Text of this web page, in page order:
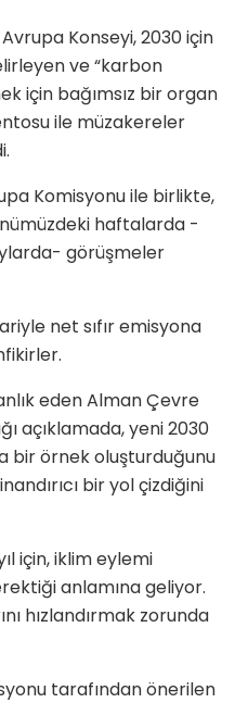
Konseyi, 2030 için
ve “karbon
için bağımsız bir organ
ile müzakereler
Komisyonu ile birlikte,
haftalarda -
görüşmeler
net sıfır emisyona
eden Alman Çevre
açıklamada, yeni 2030
bir örnek oluşturduğunu
bir yol çizdiğini
için, iklim eylemi
anlamına geliyor.
hızlandırmak zorunda
tarafından önerilen